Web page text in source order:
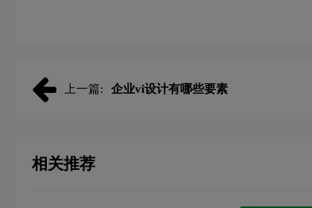
上一篇: 企业vi设计有哪些要素
相关推荐